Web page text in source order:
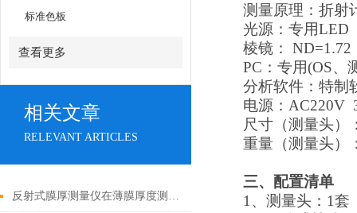
标准色板
查看更多
相关文章
RELEVANT ARTICLES
反射式膜厚测量仪在薄膜厚度测量的应用
测量原理：折射
光源：专用LED
棱镜：
ND=1.72
PC ：专用(OS、
分析软件：特制
电源： AC220V
尺寸（测量头）
重量（测量头）
三、配置清单
1 、测量头： 1套